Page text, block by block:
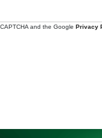
and the Google Privacy